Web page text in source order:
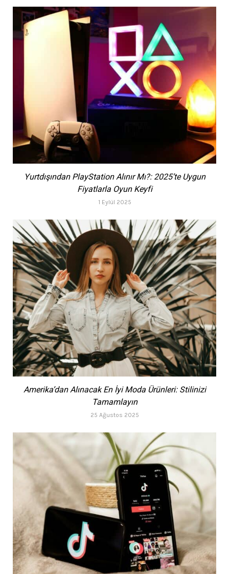
Yurtdışından PlayStation Alınır Mı?: 2025’te Uygun
Fiyatlarla Oyun Keyfi
1 Eylül 2025
Amerika’dan Alınacak En İyi Moda Ürünleri: Stilinizi
Tamamlayın
25 Ağustos 2025